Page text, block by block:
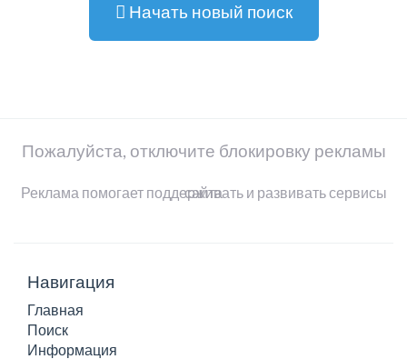
Начать новый поиск
Пожалуйста, отключите блокировку рекламы
Реклама помогает поддерживать и развивать сервисы сайта
Навигация
Главная
Поиск
Информация